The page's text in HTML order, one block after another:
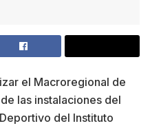
el Macroregional de
las instalaciones del
del Instituto